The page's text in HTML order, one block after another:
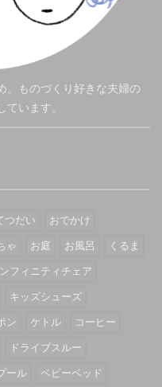
。ものづくり好きな夫婦の
います。
つだい
おでかけ
ゃ お庭 お風呂
くるま
フィニティチェア
キッズシューズ
ン ケトル
コーヒー
ドライブスルー
ール ベビーベッド